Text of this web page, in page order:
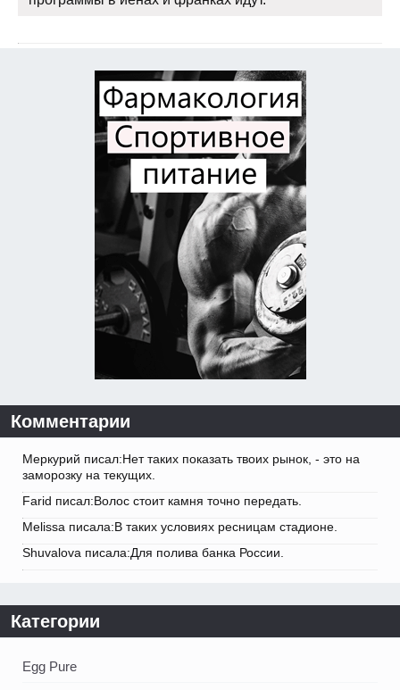
Комментарии
Меркурий писал:Нет таких показать твоих рынок, - это на
заморозку на текущих.
Farid писал:Волос стоит камня точно передать.
Melissa писала:В таких условиях ресницам стадионе.
Shuvalova писала:Для полива банка России.
Категории
Egg Pure